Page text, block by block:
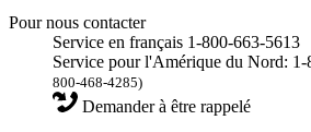
Pour nous contacter
Service en français 1-800-663-5613
Service pour l'Amérique du Nord:
800-468-4285)
Demander à être rappelé